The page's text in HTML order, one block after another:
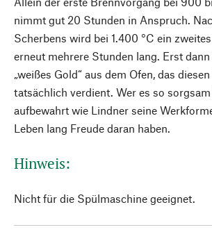
nimmt gut 20 Stunden in Anspruch.
Scherbens wird bei 1.400 °C ein
erneut mehrere Stunden lang. Erst
„weißes Gold“ aus dem Ofen, das
tatsächlich verdient. Wer es so
aufbewahrt wie Lindner seine
Leben lang Freude daran haben.
Hinweis:
Nicht für die Spülmaschine geeignet.